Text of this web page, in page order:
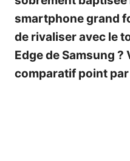
smartphone grand
de rivaliser avec le
Edge de Samsung ?
comparatif point